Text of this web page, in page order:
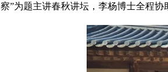
察”为题主讲春秋讲坛，李杨博士全程